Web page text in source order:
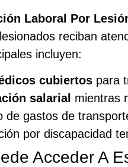
Laboral Por
reciban
incluyen:
cubiertos para
salarial mientras
de gastos de
por discapacidad
Acceder A